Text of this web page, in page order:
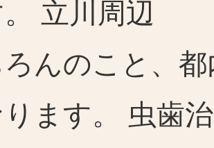
立川周辺
んのこと、
ります。 虫歯